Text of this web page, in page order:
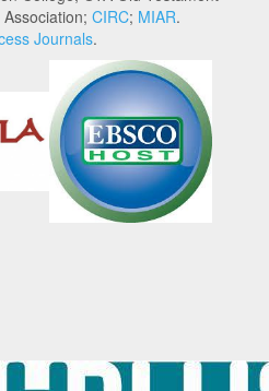
CIRC; MIAR.
Journals.